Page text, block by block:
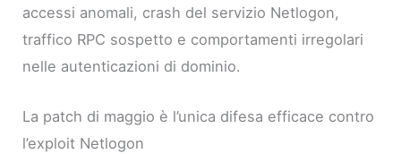
accessi anomali, crash del servizio Netlogon,
traffico RPC sospetto e comportamenti irregolari
nelle autenticazioni di dominio.
La patch di maggio è l’unica difesa efficace contro
l’exploit Netlogon